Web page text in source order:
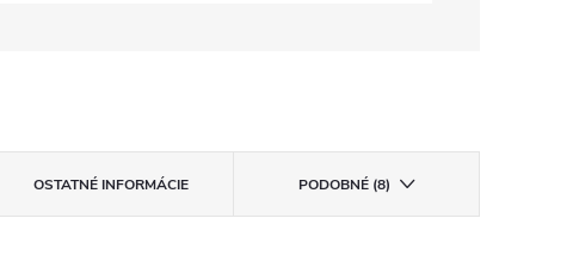
OSTATNÉ INFORMÁCIE PODOBNÉ (8)